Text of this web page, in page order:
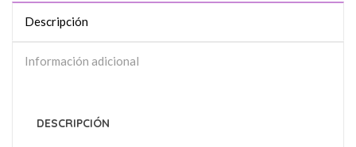
Descripción
Información adicional
DESCRIPCIÓN